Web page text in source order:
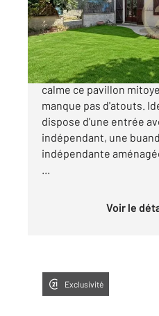
Maison à vendre
319 900
VAUREAL - Dans un
calme ce pavillon
manque pas d'atouts.
dispose d'une entrée
indépendant, une
indépendante
...
Voir le
Exclusivité